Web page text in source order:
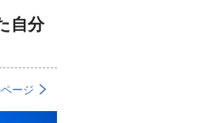
自分
ージ